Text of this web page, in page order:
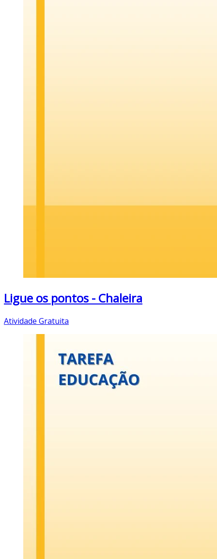
Ligue os pontos - Chaleira
Atividade Gratuita